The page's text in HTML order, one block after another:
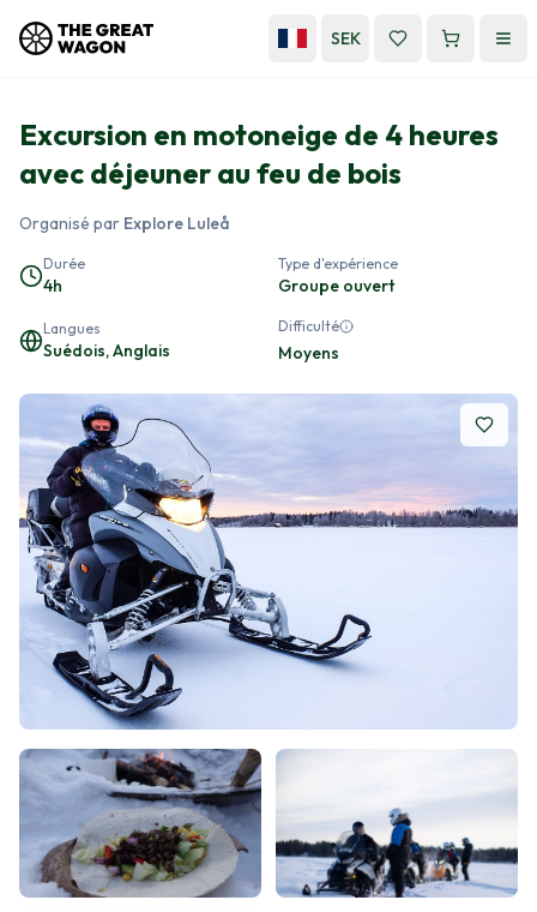
SEK
Excursion en motoneige de 4 heures
avec déjeuner au feu de bois
Organisé par Explore Luleå
Durée
4h
Type d'expérience
Groupe ouvert
Langues
Suédois, Anglais
Difficulté
Moyens